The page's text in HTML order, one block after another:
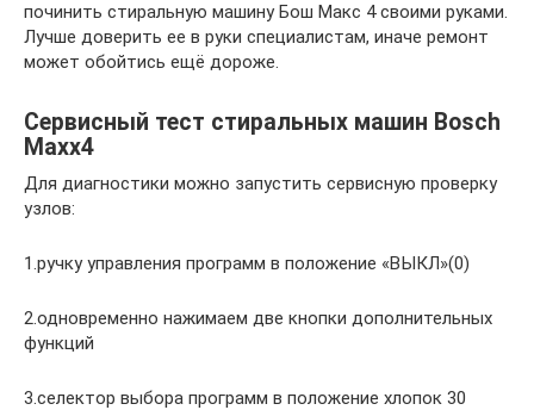
починить стиральную машину Бош Макс 4 своими руками.
Лучше доверить ее в руки специалистам, иначе ремонт
может обойтись ещё дороже.
Сервисный тест стиральных машин Bosch
Maxx4
Для диагностики можно запустить сервисную проверку
узлов:
1.ручку управления программ в положение «ВЫКЛ»(0)
2.одновременно нажимаем две кнопки дополнительных
функций
3.селектор выбора программ в положение хлопок 30